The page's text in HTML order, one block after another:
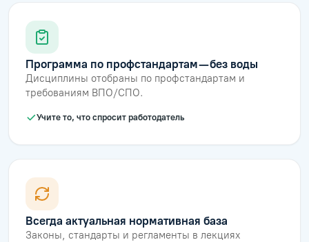
Программа по профстандартам — без воды
Дисциплины отобраны по профстандартам и
требованиям ВПО/СПО.
Учите то, что спросит работодатель
Всегда актуальная нормативная база
Законы, стандарты и регламенты в лекциях